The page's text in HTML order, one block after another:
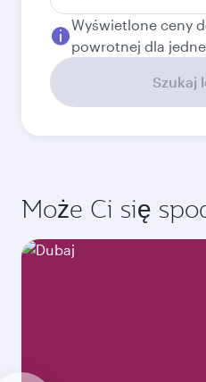
Wyświetlone ceny
powrotnej dla
Szukaj
Może Ci się